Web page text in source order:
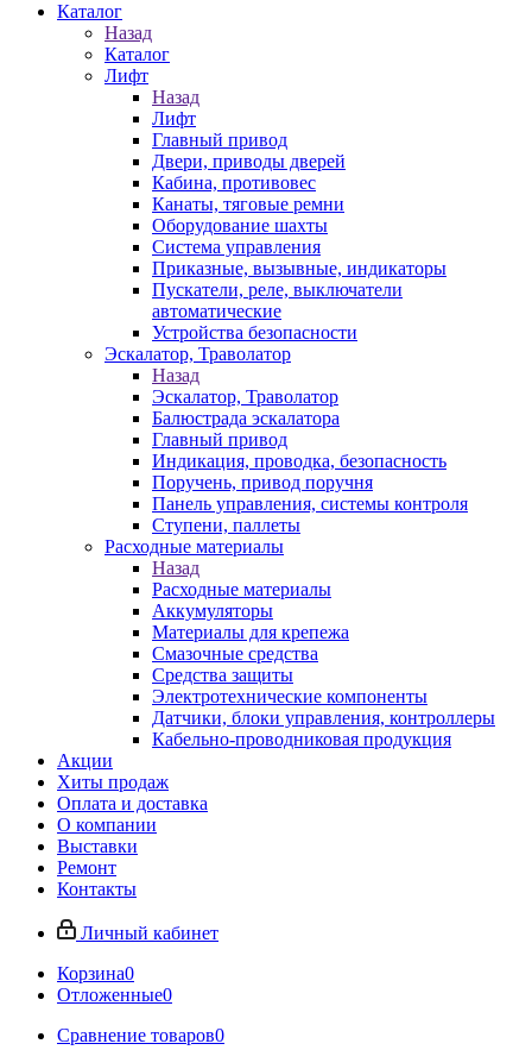
Каталог
Назад
Каталог
Лифт
Назад
Лифт
Главный привод
Двери, приводы дверей
Кабина, противовес
Канаты, тяговые ремни
Оборудование шахты
Система управления
Приказные, вызывные, индикаторы
Пускатели, реле, выключатели
автоматические
Устройства безопасности
Эскалатор, Траволатор
Назад
Эскалатор, Траволатор
Балюстрада эскалатора
Главный привод
Индикация, проводка, безопасность
Поручень, привод поручня
Панель управления, системы контроля
Ступени, паллеты
Расходные материалы
Назад
Расходные материалы
Аккумуляторы
Материалы для крепежа
Смазочные средства
Средства защиты
Электротехнические компоненты
Датчики, блоки управления, контроллеры
Кабельно-проводниковая продукция
Акции
Хиты продаж
Оплата и доставка
О компании
Выставки
Ремонт
Контакты
Личный кабинет
Корзина0
Отложенные0
Сравнение товаров0